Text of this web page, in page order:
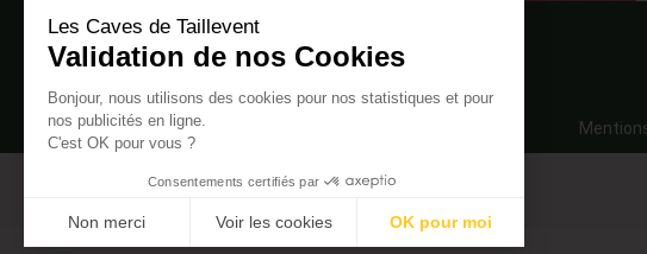
Les Caves de Taillevent
Validation de nos Cookies
Bonjour, nous utilisons des cookies pour nos statistiques et pour
nos publicités en ligne.
C'est OK pour vous ?
Consentements certifiés par
Non merci Voir les cookies
OK pour moi